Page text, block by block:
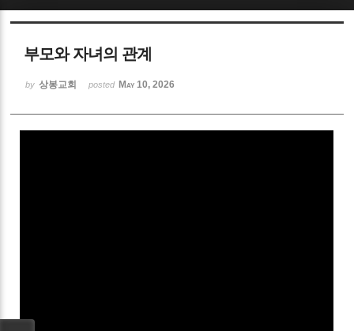
부모와 자녀의 관계
by 상봉교회 posted May 10, 2026
Sketchbook5, 스케치북5